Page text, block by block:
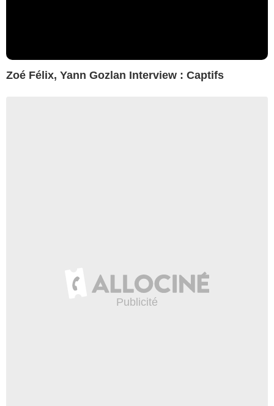
Zoé Félix, Yann Gozlan Interview : Captifs